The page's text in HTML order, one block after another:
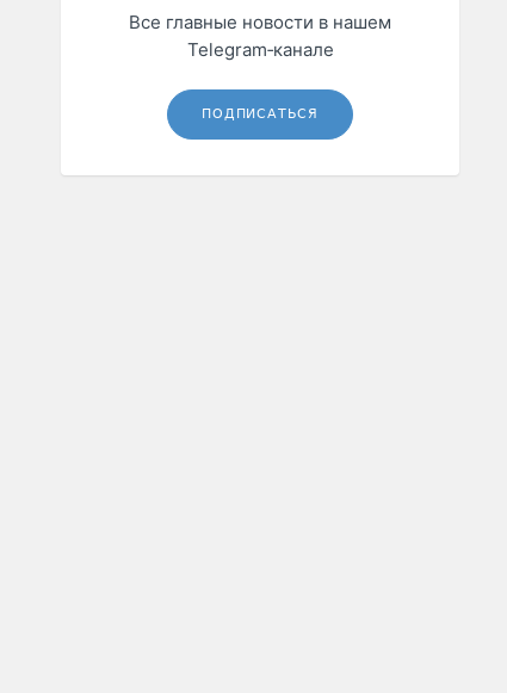
Все главные новости в нашем
Telegram‑канале
ПОДПИСАТЬСЯ